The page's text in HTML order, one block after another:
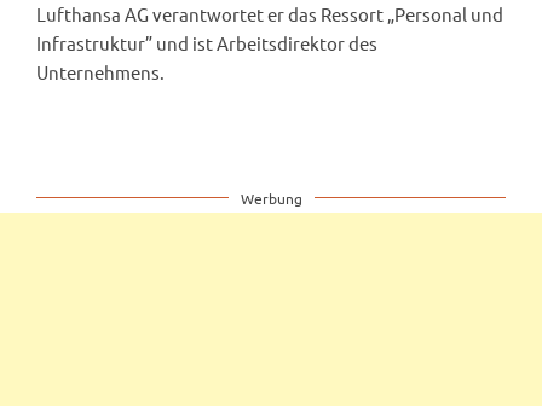
Lufthansa AG verantwortet er das Ressort „Personal und
Infrastruktur” und ist Arbeitsdirektor des
Unternehmens.
Werbung